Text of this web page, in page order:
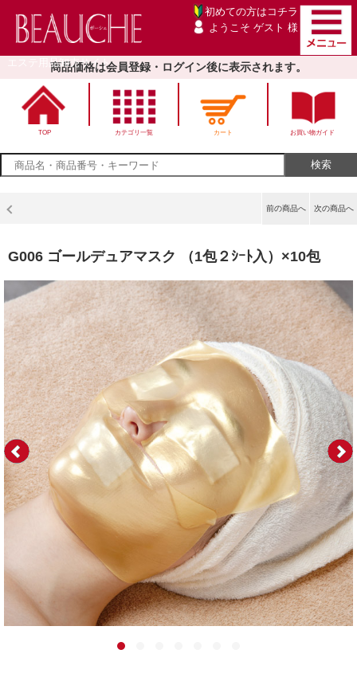
エステ用品卸売サイト
初めての方は コチラ
ようこそ ゲスト 様
商品価格は会員登録・ログイン後に表示されます。
TOP カテゴリ一覧 カート お買い物ガイド
次の商品へ
前の商品へ
G006 ゴールデュアマスク （1包２ｼｰﾄ入）×10包